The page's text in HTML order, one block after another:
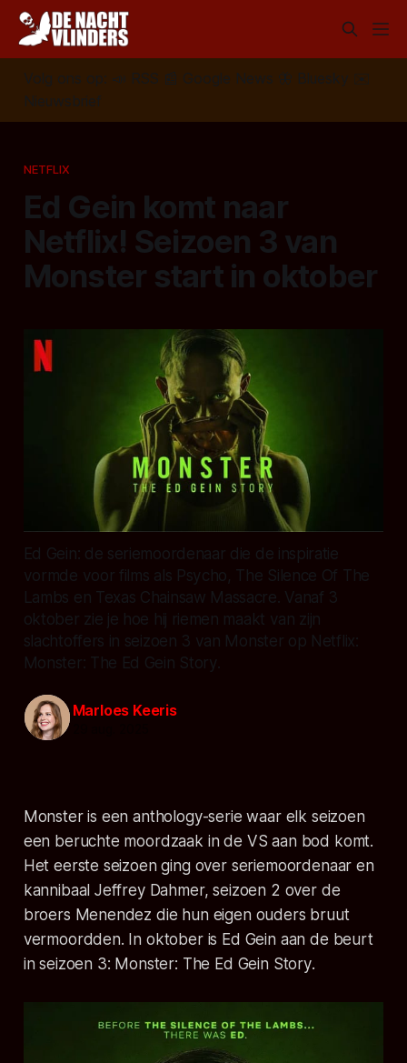
Volg ons op: 📣 RSS 📰 Google News 🦋 Bluesky
✉️
Nieuwsbrief
NETFLIX
Ed Gein komt naar
Netflix! Seizoen 3 van
Monster start in oktober
Ed Gein: de seriemoordenaar die de inspiratie
vormde voor films als Psycho, The Silence Of The
Lambs en Texas Chainsaw Massacre. Vanaf 3
oktober zie je hoe hij riemen maakt van zijn
slachtoffers in seizoen 3 van Monster op Netflix:
Monster: The Ed Gein Story.
Marloes Keeris
Monsteris een anthology-serie waar elk seizoen
een beruchte moordzaak in de VS aan bod komt.
Het eerste seizoen ging over seriemoordenaar en
kannibaal Jeffrey Dahmer, seizoen 2 over de
broers Menendez die hun eigen ouders bruut
vermoordden. In oktober is Ed Gein aan de beurt
in seizoen 3: Monster: The Ed Gein Story.